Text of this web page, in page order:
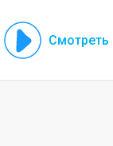
Смотреть